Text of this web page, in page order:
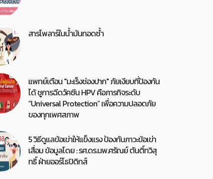
สารโพลาร์ในน้ำมันทอดซ้ำ
แพทย์เตือน "มะเร็งช่องปาก" ภัยเงียบที่ป้องกัน
ได้ ชูการฉีดวัคซีน HPV คือภารกิจระดับ
“Universal Protection” เพื่อความปลอดภัย
ของทุกเพศสภาพ
5 วิธีดูแลข้อเข่าให้แข็งแรง ป้องกันภาวะข้อเข่า
เสื่อม ข้อมูลโดย : รศ.ดร.นพ.ศรัณย์ ตันติ์ทวิสุ
ทธิ์ ฝ่ายออร์โธปิดิกส์